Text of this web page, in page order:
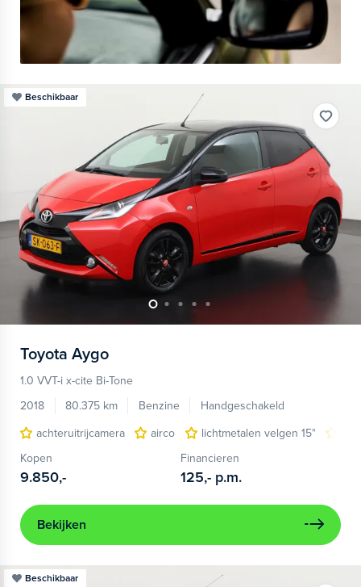
Beschikbaar
Toyota Aygo
1.0 VVT-i x-cite Bi-Tone
2018
80.375 km Benzine
Handgeschakeld
achteruitrijcamera
airco lichtmetalen velgen 15"
Kopen
9.850,-
Financieren
125,- p.m.
Bekijken
Beschikbaar